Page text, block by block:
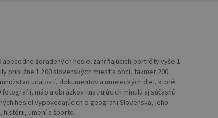
zoradených hesiel zahŕňajúcich portréty vyše 1
približne 1 200 slovenských miest a obcí, takmer 200
udalostí, dokumentov a umeleckých diel, ktoré
máp a obrázkov ilustrujúcich minulú aj súčasnú
hesiel vypovedajúcich o geografii Slovenska, jeho
histórii, umení a športe.